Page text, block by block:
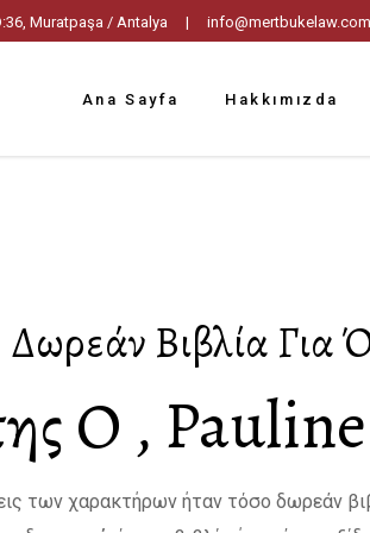
D:36, Muratpaşa / Antalya | info@mertbukelaw.com
Ana Sayfa Hakkımızda
Βιβλία Για
Ο ,
των χαρακτήρων ήταν τόσο δωρεάν